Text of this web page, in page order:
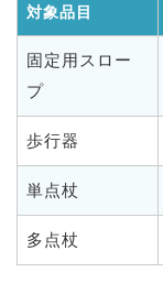
対象品目
固定用スロー
プ
歩行器
単点杖
多点杖